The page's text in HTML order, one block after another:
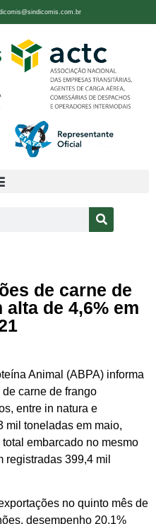
de carne de
de 4,6% em
Animal (ABPA) informa
carne de frango
entre in natura e
mil toneladas em maio,
embarcado no mesmo
registradas 399,4 mil
no quinto mês de
desempenho 20,1%